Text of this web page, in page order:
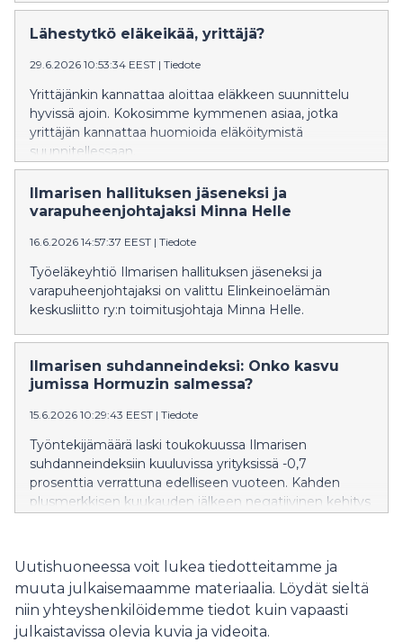
miinukselle, talouden piristymisestä on merkkejä
näkyvissä. Työmarkkinoilla käänne näkyy kuitenkin
Lähestytkö eläkeikää, yrittäjä?
29.6.2026 10:53:34 EEST | Tiedote
Yrittäjänkin kannattaa aloittaa eläkkeen suunnittelu
hyvissä ajoin. Kokosimme kymmenen asiaa, jotka
yrittäjän kannattaa huomioida eläköitymistä
suunnitellessaan.
Ilmarisen hallituksen jäseneksi ja
varapuheenjohtajaksi Minna Helle
16.6.2026 14:57:37 EEST | Tiedote
Työeläkeyhtiö Ilmarisen hallituksen jäseneksi ja
varapuheenjohtajaksi on valittu Elinkeinoelämän
keskusliitto ry:n toimitusjohtaja Minna Helle.
Ilmarisen suhdanneindeksi: Onko kasvu
jumissa Hormuzin salmessa?
15.6.2026 10:29:43 EEST | Tiedote
Työntekijämäärä laski toukokuussa Ilmarisen
suhdanneindeksiin kuuluvissa yrityksissä -0,7
prosenttia verrattuna edelliseen vuoteen. Kahden
plusmerkkisen kuukauden jälkeen negatiivinen kehitys
Uutishuoneessa voit lukea tiedotteitamme ja
muuta julkaisemaamme materiaalia. Löydät sieltä
niin yhteyshenkilöidemme tiedot kuin vapaasti
julkaistavissa olevia kuvia ja videoita.